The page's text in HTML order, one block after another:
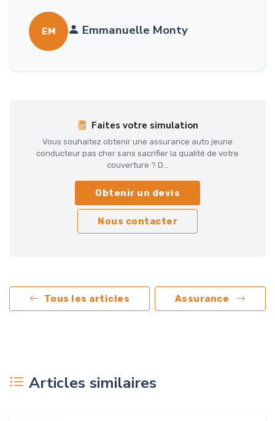
EM Emmanuelle Monty
Faites votre simulation
Vous souhaitez obtenir une assurance auto jeune
conducteur pas cher sans sacrifier la qualité de votre
couverture ? D...
Obtenir un devis
Nous contacter
Tous les articles Assurance
Articles similaires